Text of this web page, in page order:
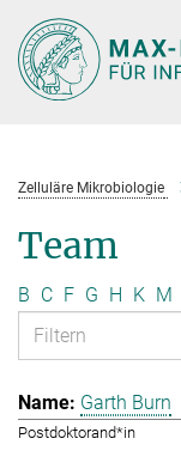
Hauptinhalt
Zelluläre Mikrobiologie
Team
B C F G H K M
Garth Burn
Postdoktorand*in